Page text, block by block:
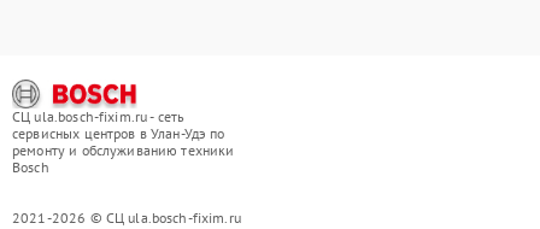
СЦ ula.bosch-fixim.ru - сеть
сервисных центров в Улан-Удэ по
ремонту и обслуживанию техники
Bosch
2021-2026 © СЦ ula.bosch-fixim.ru